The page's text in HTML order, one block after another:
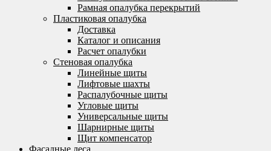
Рамная опалубка перекрытий
Пластиковая опалубка
Доставка
Каталог и описания
Расчет опалубки
Стеновая опалубка
Линейные щиты
Лифтовые шахты
Распалубочные щиты
Угловые щиты
Универсальные щиты
Шарнирные щиты
Щит компенсатор
Фасадные леса